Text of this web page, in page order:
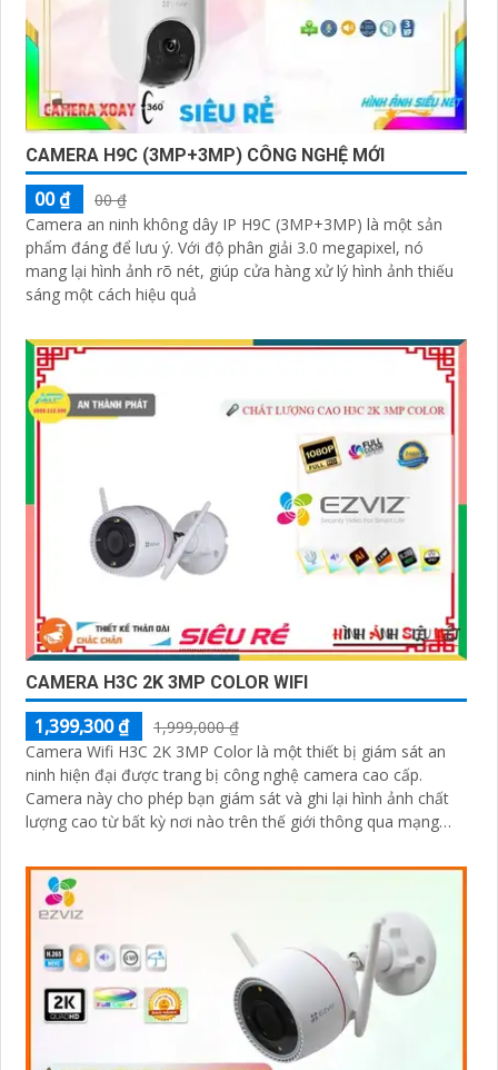
CAMERA H9C (3MP+3MP) CÔNG NGHỆ MỚI
00 ₫
00 ₫
Camera an ninh không dây IP H9C (3MP+3MP) là một sản
phẩm đáng để lưu ý. Với độ phân giải 3.0 megapixel, nó
mang lại hình ảnh rõ nét, giúp cửa hàng xử lý hình ảnh thiếu
sáng một cách hiệu quả
CAMERA H3C 2K 3MP COLOR WIFI
1,399,300 ₫
1,999,000 ₫
Camera Wifi H3C 2K 3MP Color là một thiết bị giám sát an
ninh hiện đại được trang bị công nghệ camera cao cấp.
Camera này cho phép bạn giám sát và ghi lại hình ảnh chất
lượng cao từ bất kỳ nơi nào trên thế giới thông qua mạng